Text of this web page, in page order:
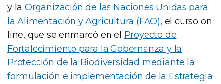
y la Organización de las Naciones Unidas para
la Alimentación y Agricultura (FAO), el curso on
line, que se enmarcó en el Proyecto de
Fortalecimiento para la Gobernanza y la
Protección de la Biodiversidad mediante la
formulación e implementación de la Estrategia